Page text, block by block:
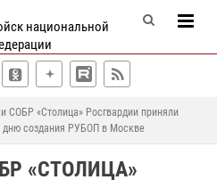
национальной
СОБР «Столица» Росгвардии приняли
дню создания РУБОП в Москве
«СТОЛИЦА»